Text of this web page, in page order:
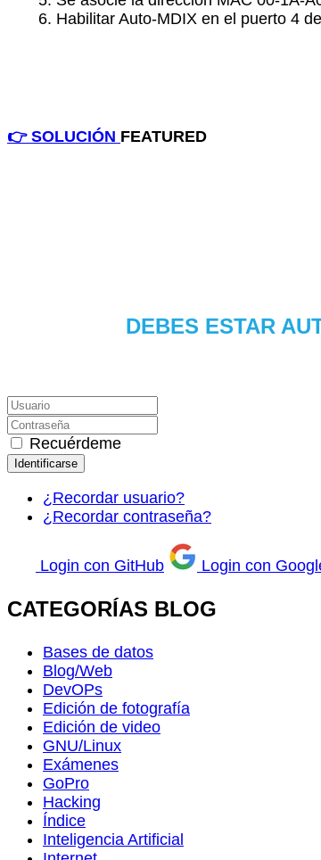
Habilitar Auto-MDIX en el puerto 4
👉 SOLUCIÓN FEATURED
DEBES ESTAR
Recuérdeme
Identificarse
¿Recordar usuario?
¿Recordar contraseña?
Login con GitHub Login con
CATEGORÍAS BLOG
Bases de datos
Blog/Web
DevOPs
Edición de fotografía
Edición de video
GNU/Linux
Exámenes
GoPro
Hacking
Índice
Inteligencia Artificial